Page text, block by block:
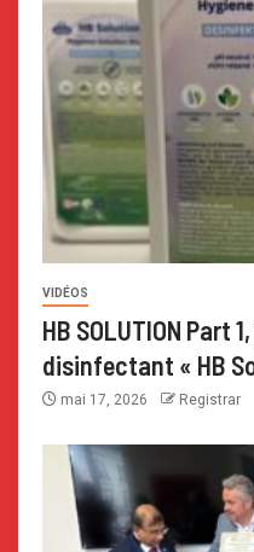
VIDÉOS
HB SOLUTION Part
disinfectant « HB
mai 17, 2026 Registrar